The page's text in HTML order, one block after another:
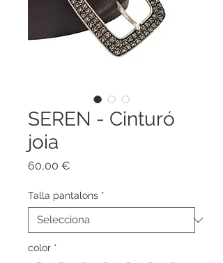
SEREN - Cinturó
joia
60,00 €
Talla pantalons *
color *